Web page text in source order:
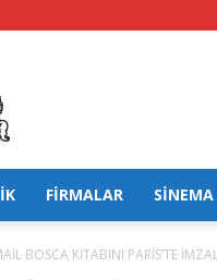
FİRMALAR SİNEMA
BOSCA KİTABINI PARİS’TE